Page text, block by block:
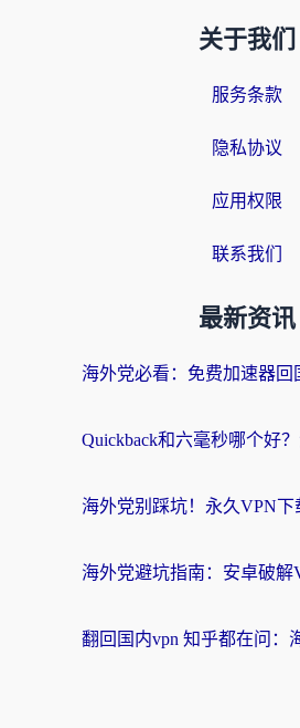
关于我们
服务条款
隐私协议
应用权限
联系我们
最新资讯